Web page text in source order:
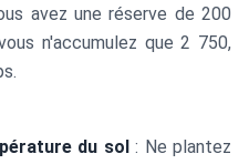
avez une réserve de 200
n'accumulez que 2 750,
du sol: Ne plantez